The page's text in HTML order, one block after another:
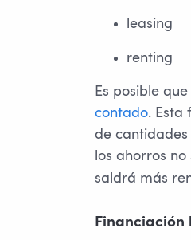
leasing
renting
Es posible
contado. Esta
de cantidades
los ahorros
saldrá más
Financiación